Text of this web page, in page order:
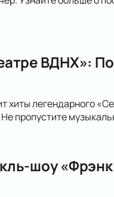
ВДНХ»:
легендарного
пропустите
шоу